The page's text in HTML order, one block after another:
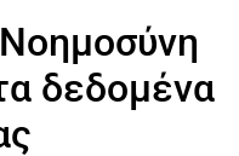
δεδομένα